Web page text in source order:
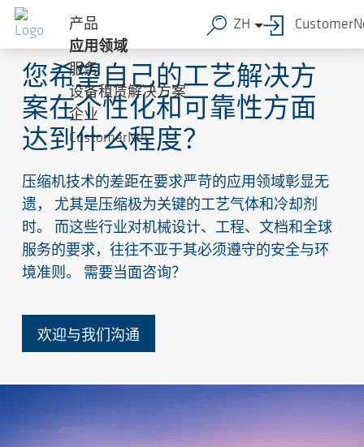
工艺气体行业
您希望自己的工艺解决方
案在个性化和可靠性方面
达到什么程度？
压缩机技术的差距在要求严苛的应用领域彰显无
遗， 尤其是压缩极为关键的工艺气体和冷却剂
时。 而这些行业对机械设计、工程、文档和全球
服务的要求，往往不亚于其必须遵守的安全与环
境准则。 需要当面咨询？
欢迎与我们沟通
产品
应用领域
服务
设备租赁解决方案
企业
CustomerNet
ZH